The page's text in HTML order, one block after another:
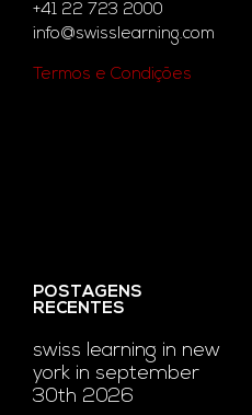
+41 22 723 2000
info@swisslearning.com
Termos e Condições
POSTAGENS
RECENTES
swiss learning in new
york in september
30th 2026